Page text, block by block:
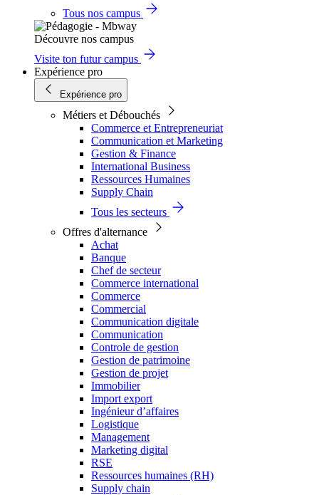
Tous nos campus
Découvre nos campus
Visite ton futur campus
Expérience pro
Expérience pro
Métiers et Débouchés
Commerce et Entrepreneuriat
Communication et Marketing
Gestion & Finance
International Business
Ressources Humaines
Supply Chain
Tous les secteurs
Offres d'alternance
Achat
Banque
Chef de secteur
Commerce international
Commerce
Commercial
Communication digitale
Communication
Controle de gestion
Gestion de patrimoine
Gestion de projet
Immobilier
Import export
Ingénieur d’affaires
Logistique
Management
Marketing digital
RSE
Ressources humaines (RH)
Supply chain